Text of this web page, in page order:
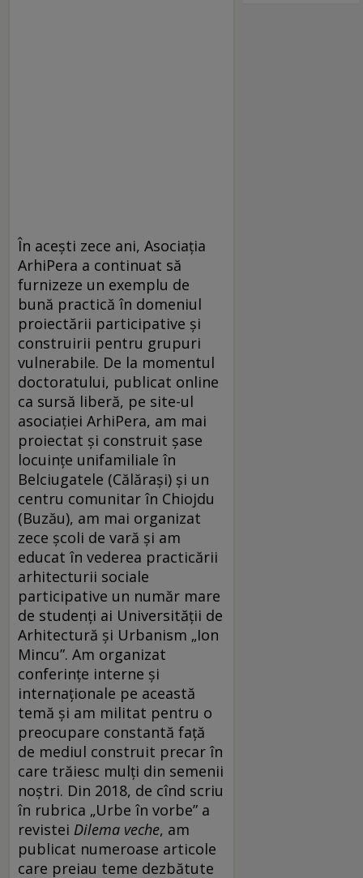
În acești zece ani, Asociația
ArhiPera a continuat să
furnizeze un exemplu de
bună practică în domeniul
proiectării participative și
construirii pentru grupuri
vulnerabile. De la momentul
doctoratului, publicat online
ca sursă liberă, pe site-ul
asociației ArhiPera, am mai
proiectat și construit șase
locuințe unifamiliale în
Belciugatele (Călărași) și un
centru comunitar în Chiojdu
(Buzău), am mai organizat
zece școli de vară și am
educat în vederea practicării
arhitecturii sociale
participative un număr mare
de studenți ai Universității de
Arhitectură și Urbanism „Ion
Mincu”. Am organizat
conferințe interne și
internaționale pe această
temă și am militat pentru o
preocupare constantă față
de mediul construit precar în
care trăiesc mulți din semenii
noștri. Din 2018, de cînd scriu
în rubrica „Urbe în vorbe” a
revistei Dilema veche, am
publicat numeroase articole
care preiau teme dezbătute